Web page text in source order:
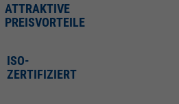
ATTRAKTIVE
PREISVORTEILE
ISO-
ZERTIFIZIERT